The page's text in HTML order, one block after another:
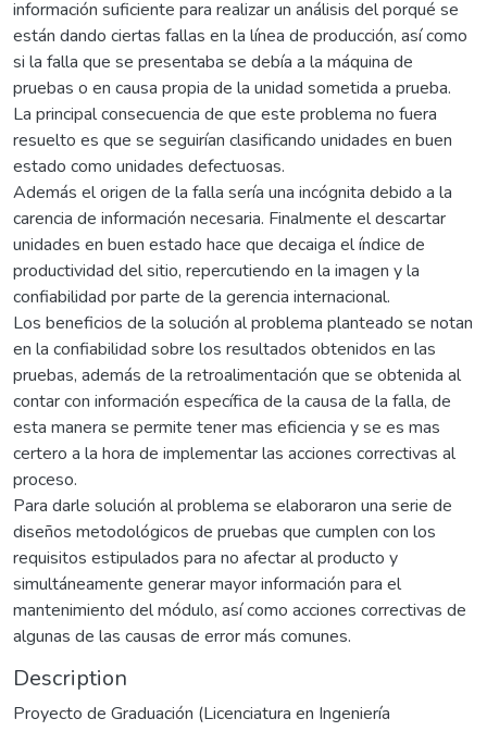
información suficiente para realizar un análisis del porqué se
están dando ciertas fallas en la línea de producción, así como
si la falla que se presentaba se debía a la máquina de
pruebas o en causa propia de la unidad sometida a prueba.
La principal consecuencia de que este problema no fuera
resuelto es que se seguirían clasificando unidades en buen
estado como unidades defectuosas.
Además el origen de la falla sería una incógnita debido a la
carencia de información necesaria. Finalmente el descartar
unidades en buen estado hace que decaiga el índice de
productividad del sitio, repercutiendo en la imagen y la
confiabilidad por parte de la gerencia internacional.
Los beneficios de la solución al problema planteado se notan
en la confiabilidad sobre los resultados obtenidos en las
pruebas, además de la retroalimentación que se obtenida al
contar con información específica de la causa de la falla, de
esta manera se permite tener mas eficiencia y se es mas
certero a la hora de implementar las acciones correctivas al
proceso.
Para darle solución al problema se elaboraron una serie de
diseños metodológicos de pruebas que cumplen con los
requisitos estipulados para no afectar al producto y
simultáneamente generar mayor información para el
mantenimiento del módulo, así como acciones correctivas de
algunas de las causas de error más comunes.
Description
Proyecto de Graduación (Licenciatura en Ingeniería